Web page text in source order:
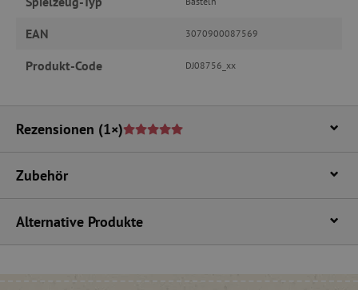
EAN 3070900087569
Produkt-Code DJ08756_xx
Rezensionen (1×)
Zubehör
Alternative Produkte
Pinterest Inc.